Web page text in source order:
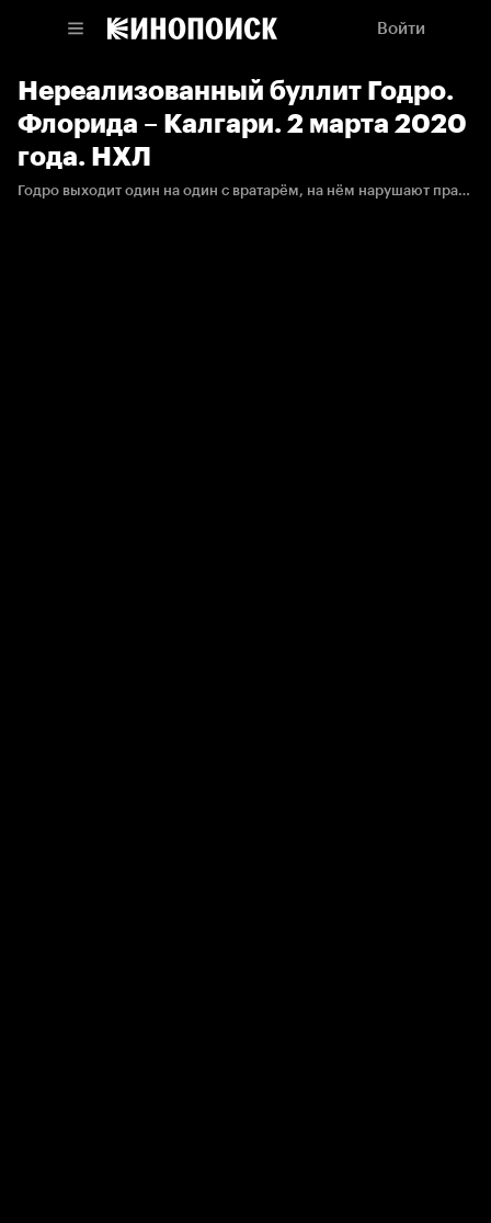
Войти
Нереализованный буллит Годро.
Флорида – Калгари. 2 марта 2020
года. НХЛ
Годро выходит один на один с вратарём, на нём нарушают правила, но реализовать штрафной бросок ему не удаётся.